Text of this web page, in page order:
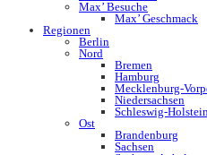
Max’ Besuche
Max’ Geschmack
Regionen
Berlin
Nord
Bremen
Hamburg
Mecklenburg-
Niedersachsen
Schleswig-
Ost
Brandenburg
Sachsen